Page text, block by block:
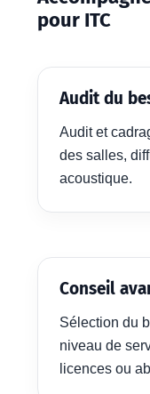
pour ITC
Audit du
Audit et
des salles,
acoustique.
Conseil
Sélection du
niveau de
licences ou